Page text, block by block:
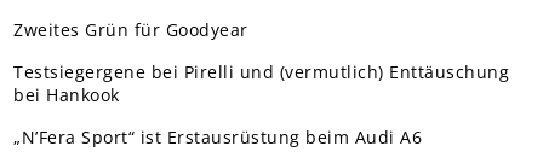
Zweites Grün für Goodyear
Testsiegergene bei Pirelli und (vermutlich) Enttäuschung
bei Hankook
„N’Fera Sport“ ist Erstausrüstung beim Audi A6